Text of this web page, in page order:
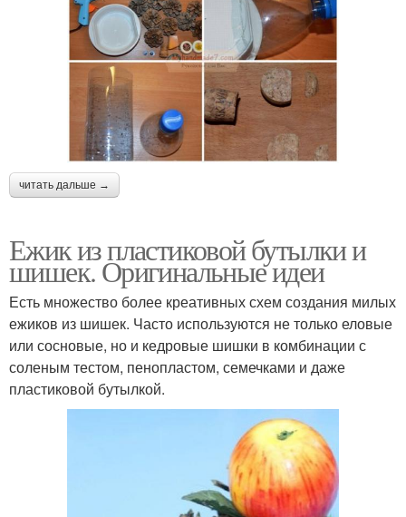
читать дальше →
Ежик из пластиковой бутылки и
шишек. Оригинальные идеи
Есть множество более креативных схем создания милых
ежиков из шишек. Часто используются не только еловые
или сосновые, но и кедровые шишки в комбинации с
соленым тестом, пенопластом, семечками и даже
пластиковой бутылкой.